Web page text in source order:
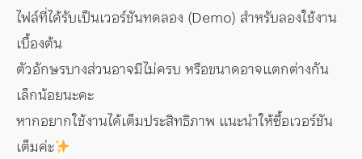
ไฟล์ที่ได้รับเป็นเวอร์ชันทดลอง (Demo) สำหรับลองใช้งาน
เบื้องต้น
ตัวอักษรบางส่วนอาจมีไม่ครบ หรือขนาดอาจแตกต่างกัน
เล็กน้อยนะคะ
หากอยากใช้งานได้เต็มประสิทธิภาพ แนะนำให้ซื้อเวอร์ชัน
เต็มค่ะ